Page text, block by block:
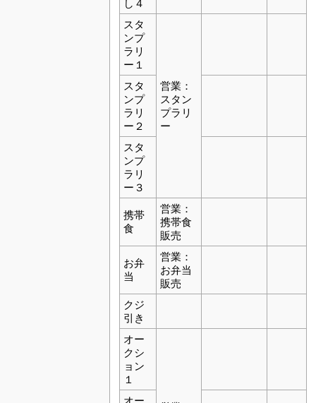
し４
スタ
ンプ
ラリ
ー１
営業：
スタン
プラリ
ー
スタ
ンプ
ラリ
ー２
スタ
ンプ
ラリ
ー３
携帯
食
営業：
携帯食
販売
お弁
当
営業：
お弁当
販売
クジ
引き
オー
クシ
ョン
１
オー